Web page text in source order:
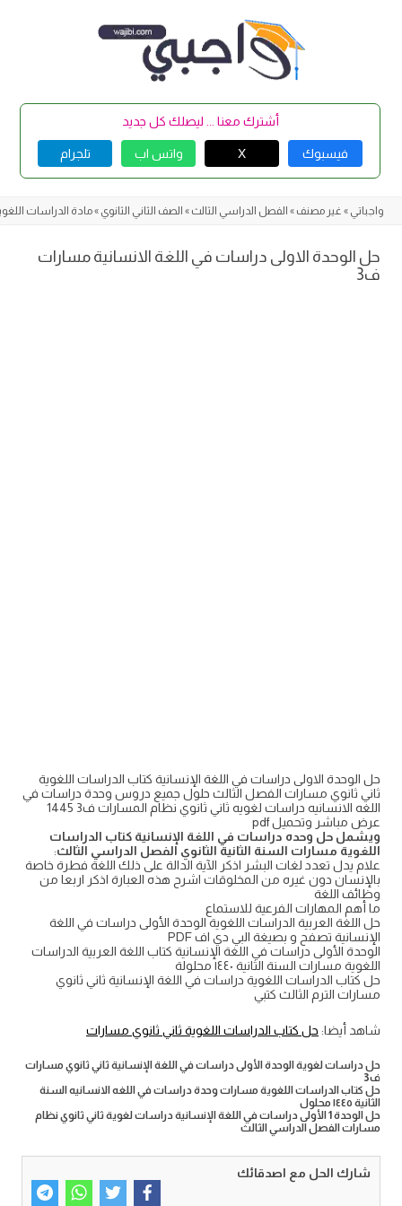
أشترك معنا ... ليصلك كل جديد
فيسبوك X واتس اب تلجرام
واجباتي » غير مصنف » الفصل الدراسي الثالث » الصف الثاني الثانوي »مادة الدراسات
حل الوحدة الاولى دراسات في اللغة الانسانية مسارات
ف3
حل الوحدة الاولى دراسات في اللغة الإنسانية كتاب الدراسات اللغوية
ثاني ثانوي مسارات الفصل الثالث حلول جميع دروس وحدة دراسات في
اللغه الانسانيه دراسات لغويه ثاني ثانوي نظام المسارات ف3 1445
عرض مباشر وتحميل pdf
ويشمل حل وحده دراسات في اللغة الإنسانية كتاب الدراسات
اللغوية مسارات السنة الثانية الثانوي الفصل الدراسي الثالث:
علام يدل تعدد لغات البشر اذكر الآية الدالة على ذلك اللغة فطرة خاصة
بالإنسان دون غيره من المخلوقات اشرح هذه العبارة اذكر اربعا من
وظائف اللغة
ما أهم المهارات الفرعية للاستماع
حل اللغة العربية الدراسات اللغوية الوحدة الأولى دراسات في اللغة
الإنسانية تصفح و بصيغة البي دي اف PDF
الوحدة الأولى دراسات في اللغة الإنسانية كتاب اللغة العربية الدراسات
اللغوية مسارات السنة الثانية ١٤٤٠ محلولة
حل كتاب الدراسات اللغوية دراسات في اللغة الإنسانية ثاني ثانوي
مسارات الترم الثالث كتبي
شاهد أيضا: حل كتاب الدراسات اللغوية ثاني ثانوي مسارات
حل دراسات لغوية الوحدة الأولى دراسات في اللغة الإنسانية ثاني ثانوي مسارات
ف3
حل كتاب الدراسات اللغوية مسارات وحدة دراسات في اللغه الانسانيه السنة
الثانية ١٤٤٥ محلول
حل الوحدة 1 الأولى دراسات في اللغة الإنسانية دراسات لغوية ثاني ثانوي نظام
مسارات الفصل الدراسي الثالث
شارك الحل مع اصدقائك